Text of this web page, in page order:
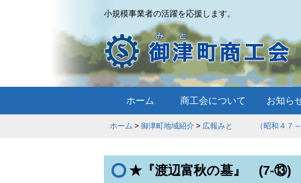
小規模事業者の活躍を応援します。
ホーム 商工会について お知ら
ホーム 御津町地域紹介 広報みと （昭和４７～
★『渡辺富秋の墓』 (7-⑬)